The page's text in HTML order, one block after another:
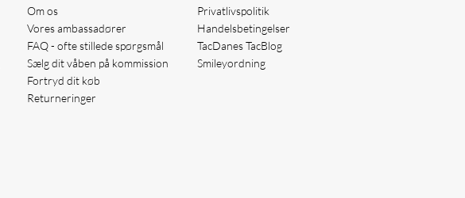
Om os
Vores ambassadører
FAQ - ofte stillede spørgsmål
Sælg dit våben på kommission
Fortryd dit køb
Returneringer
Privatlivspolitik
Handelsbetingelser
TacDanes TacBlog
Smileyordning